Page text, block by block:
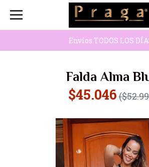
Envíos TODOS LOS
Falda Alma
$45.046